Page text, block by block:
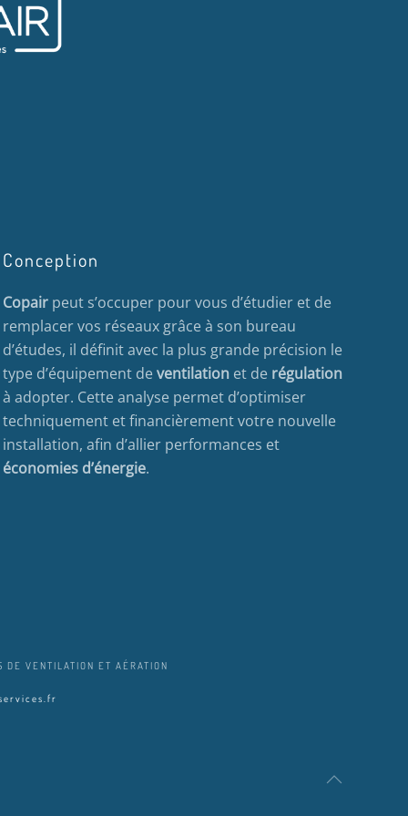
Conception
Copairpeut s’occuper pour vous d’étudier et de
remplacer vos réseaux grâce à son bureau
d’études, il définit avec la plus grande précision le
type d’équipement deventilationet de régulation
à adopter. Cette analyse permet d’optimiser
techniquement et financièrement votre nouvelle
installation, afin d’allier performances et
économies d’énergie.
DE VENTILATION ET AÉRATION